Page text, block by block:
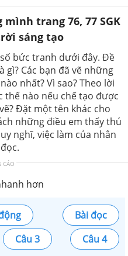
trang 76, 77 SGK
sáng tạo
bức tranh dưới đây. Đề
gì? Các bạn đã vẽ những
nhất? Vì sao? Theo lời
thế nào nếu chế tạo được
Đặt một tên khác cho
những điều em thấy thú
nghĩ, việc làm của nhân
CÁO
hơn
Bài đọc
Câu 3
Câu 4